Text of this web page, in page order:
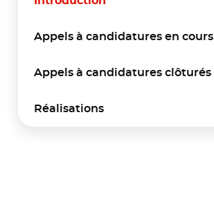
Appels à candidatures en cours
Appels à candidatures clôturés
Réalisations